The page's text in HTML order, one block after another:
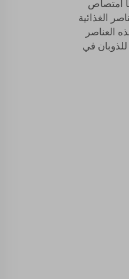
امتصاص
الغذائية
العناصر
للذوبان في